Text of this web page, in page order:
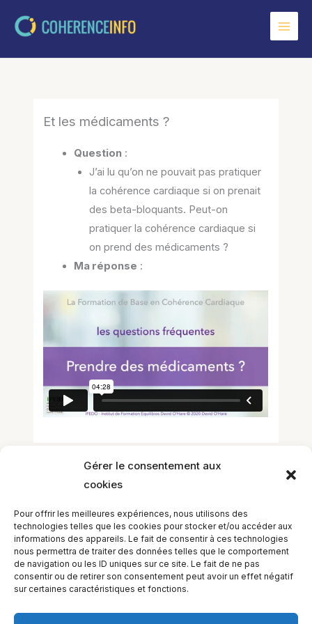
Gérer le consentement aux
cookies
Pour offrir les meilleures expériences, nous utilisons des
technologies telles que les cookies pour stocker et/ou accéder aux
informations des appareils. Le fait de consentir à ces technologies
nous permettra de traiter des données telles que le comportement
de navigation ou les ID uniques sur ce site. Le fait de ne pas
consentir ou de retirer son consentement peut avoir un effet négatif
sur certaines caractéristiques et fonctions.
Et les médicaments ?
Question :
J’ai lu qu’on ne pouvait pas pratiquer
la cohérence cardiaque si on prenait
des beta-bloquants. Peut-on
pratiquer la cohérence cardiaque si
on prend des médicaments ?
Ma réponse :
Laisser un commentaire
un commentaire.